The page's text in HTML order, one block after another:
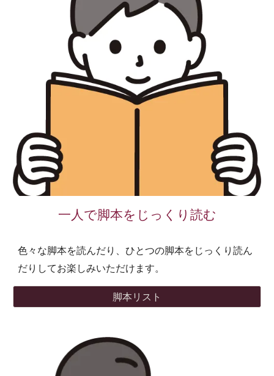
一人で脚本をじっくり読む
色々な脚本を読んだり、ひとつの脚本をじっくり読ん
だりしてお楽しみいただけます。
脚本リスト